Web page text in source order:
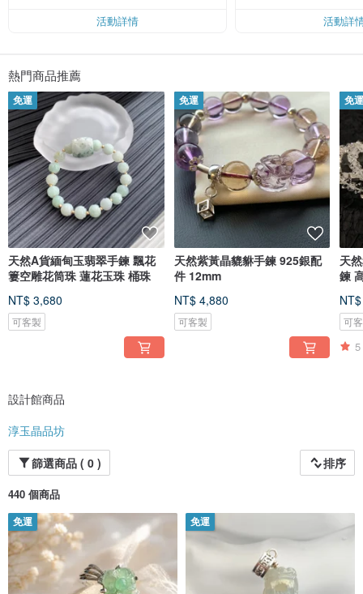
淳玉晶品坊於2005年開啟電商營運至今
最快的出貨速度
獲得電商平台:100%正評 好評數 3320
活動詳情 活動詳
熱門商品推薦
免運
天然A貨緬甸玉翡翠手鍊 飄花
簍空雕花筒珠 蓮花玉珠 桶珠
NT$ 3,680
可客製
免運
天然紫黃晶貔貅手鍊 925銀配
件 12mm
NT$ 4,880
可客製
免
天
鍊 高等級清透進全美 5mm 水
可
5
設計館商品
淳玉晶品坊
篩選商品 ( 0 )
排序
440 個商品
免運 免運